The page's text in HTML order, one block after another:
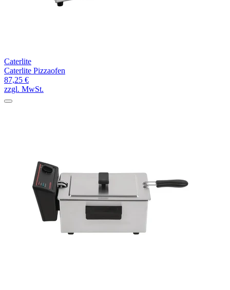
Caterlite
Caterlite Pizzaofen
87,25 €
zzgl. MwSt.